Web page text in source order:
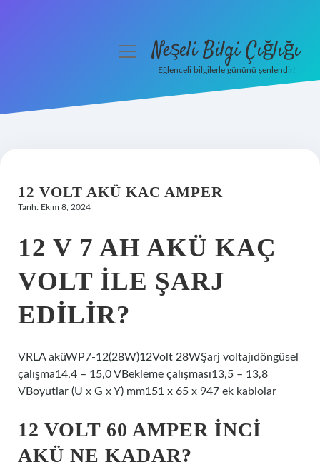
Hakkımızda
menüyüNeşeli Bilgi Çığlığı
Eğlenceli bilgilerle gününü şenlendir!
12 VOLT AKÜ KAC AMPER
Tarih: Ekim 8, 2024
12 V 7 AH AKÜ KAÇ
VOLT ILE ŞARJ
EDILIR?
VRLA aküWP7-12(28W)12Volt 28WŞarj voltajıdöngüsel
çalışma14,4 – 15,0 VBekleme çalışması13,5 – 13,8
VBoyutlar (U x G x Y) mm151 x 65 x 947 ek kablolar
12 VOLT 60 AMPER INCI
AKÜ NE KADAR?